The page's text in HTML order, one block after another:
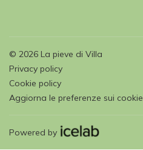
© 2026 La pieve di Villa
Privacy policy
Cookie policy
Aggiorna le preferenze sui cookie
Powered by